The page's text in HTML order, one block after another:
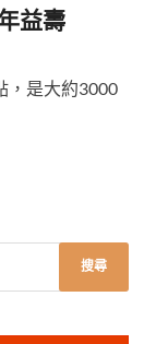
益壽
，是大約3000